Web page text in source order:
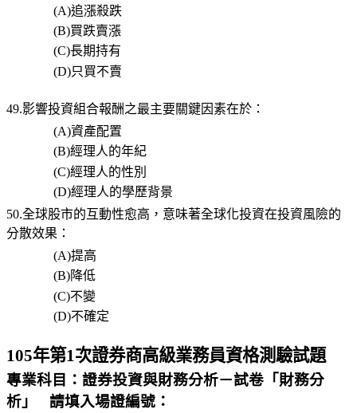
(A)追漲殺跌
(B)買跌賣漲
(C)長期持有
(D)只買不賣
49.影響投資組合報酬之最主要關鍵因素在於：
(A)資產配置
(B)經理人的年紀
(C)經理人的性別
(D)經理人的學歷背景
50.全球股市的互動性愈高，意味著全球化投資在投資風險的
分散效果：
(A)提高
(B)降低
(C)不變
(D)不確定
105年第1次證券商高級業務員資格測驗試題
專業科目： 證券投資與財務分析－試卷「財務分
析」
請填入場證編號：